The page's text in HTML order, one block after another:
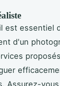
est essentiel
d'un